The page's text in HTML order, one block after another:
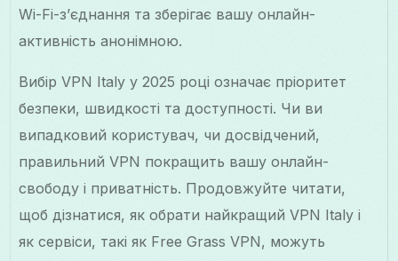
Wi-Fi-з’єднання та зберігає вашу онлайн-
активність анонімною.
Вибір VPN Italy у 2025 році означає пріоритет
безпеки, швидкості та доступності. Чи ви
випадковий користувач, чи досвідчений,
правильний VPN покращить вашу онлайн-
свободу і приватність. Продовжуйте читати,
щоб дізнатися, як обрати найкращий VPN Italy і
як сервіси, такі як Free Grass VPN, можуть